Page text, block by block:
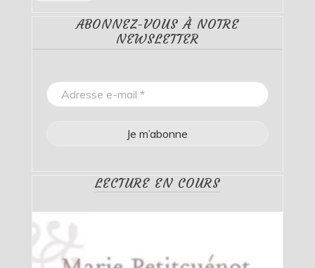
ABONNEZ-VOUS À NOTRE
NEWSLETTER
LECTURE EN COURS